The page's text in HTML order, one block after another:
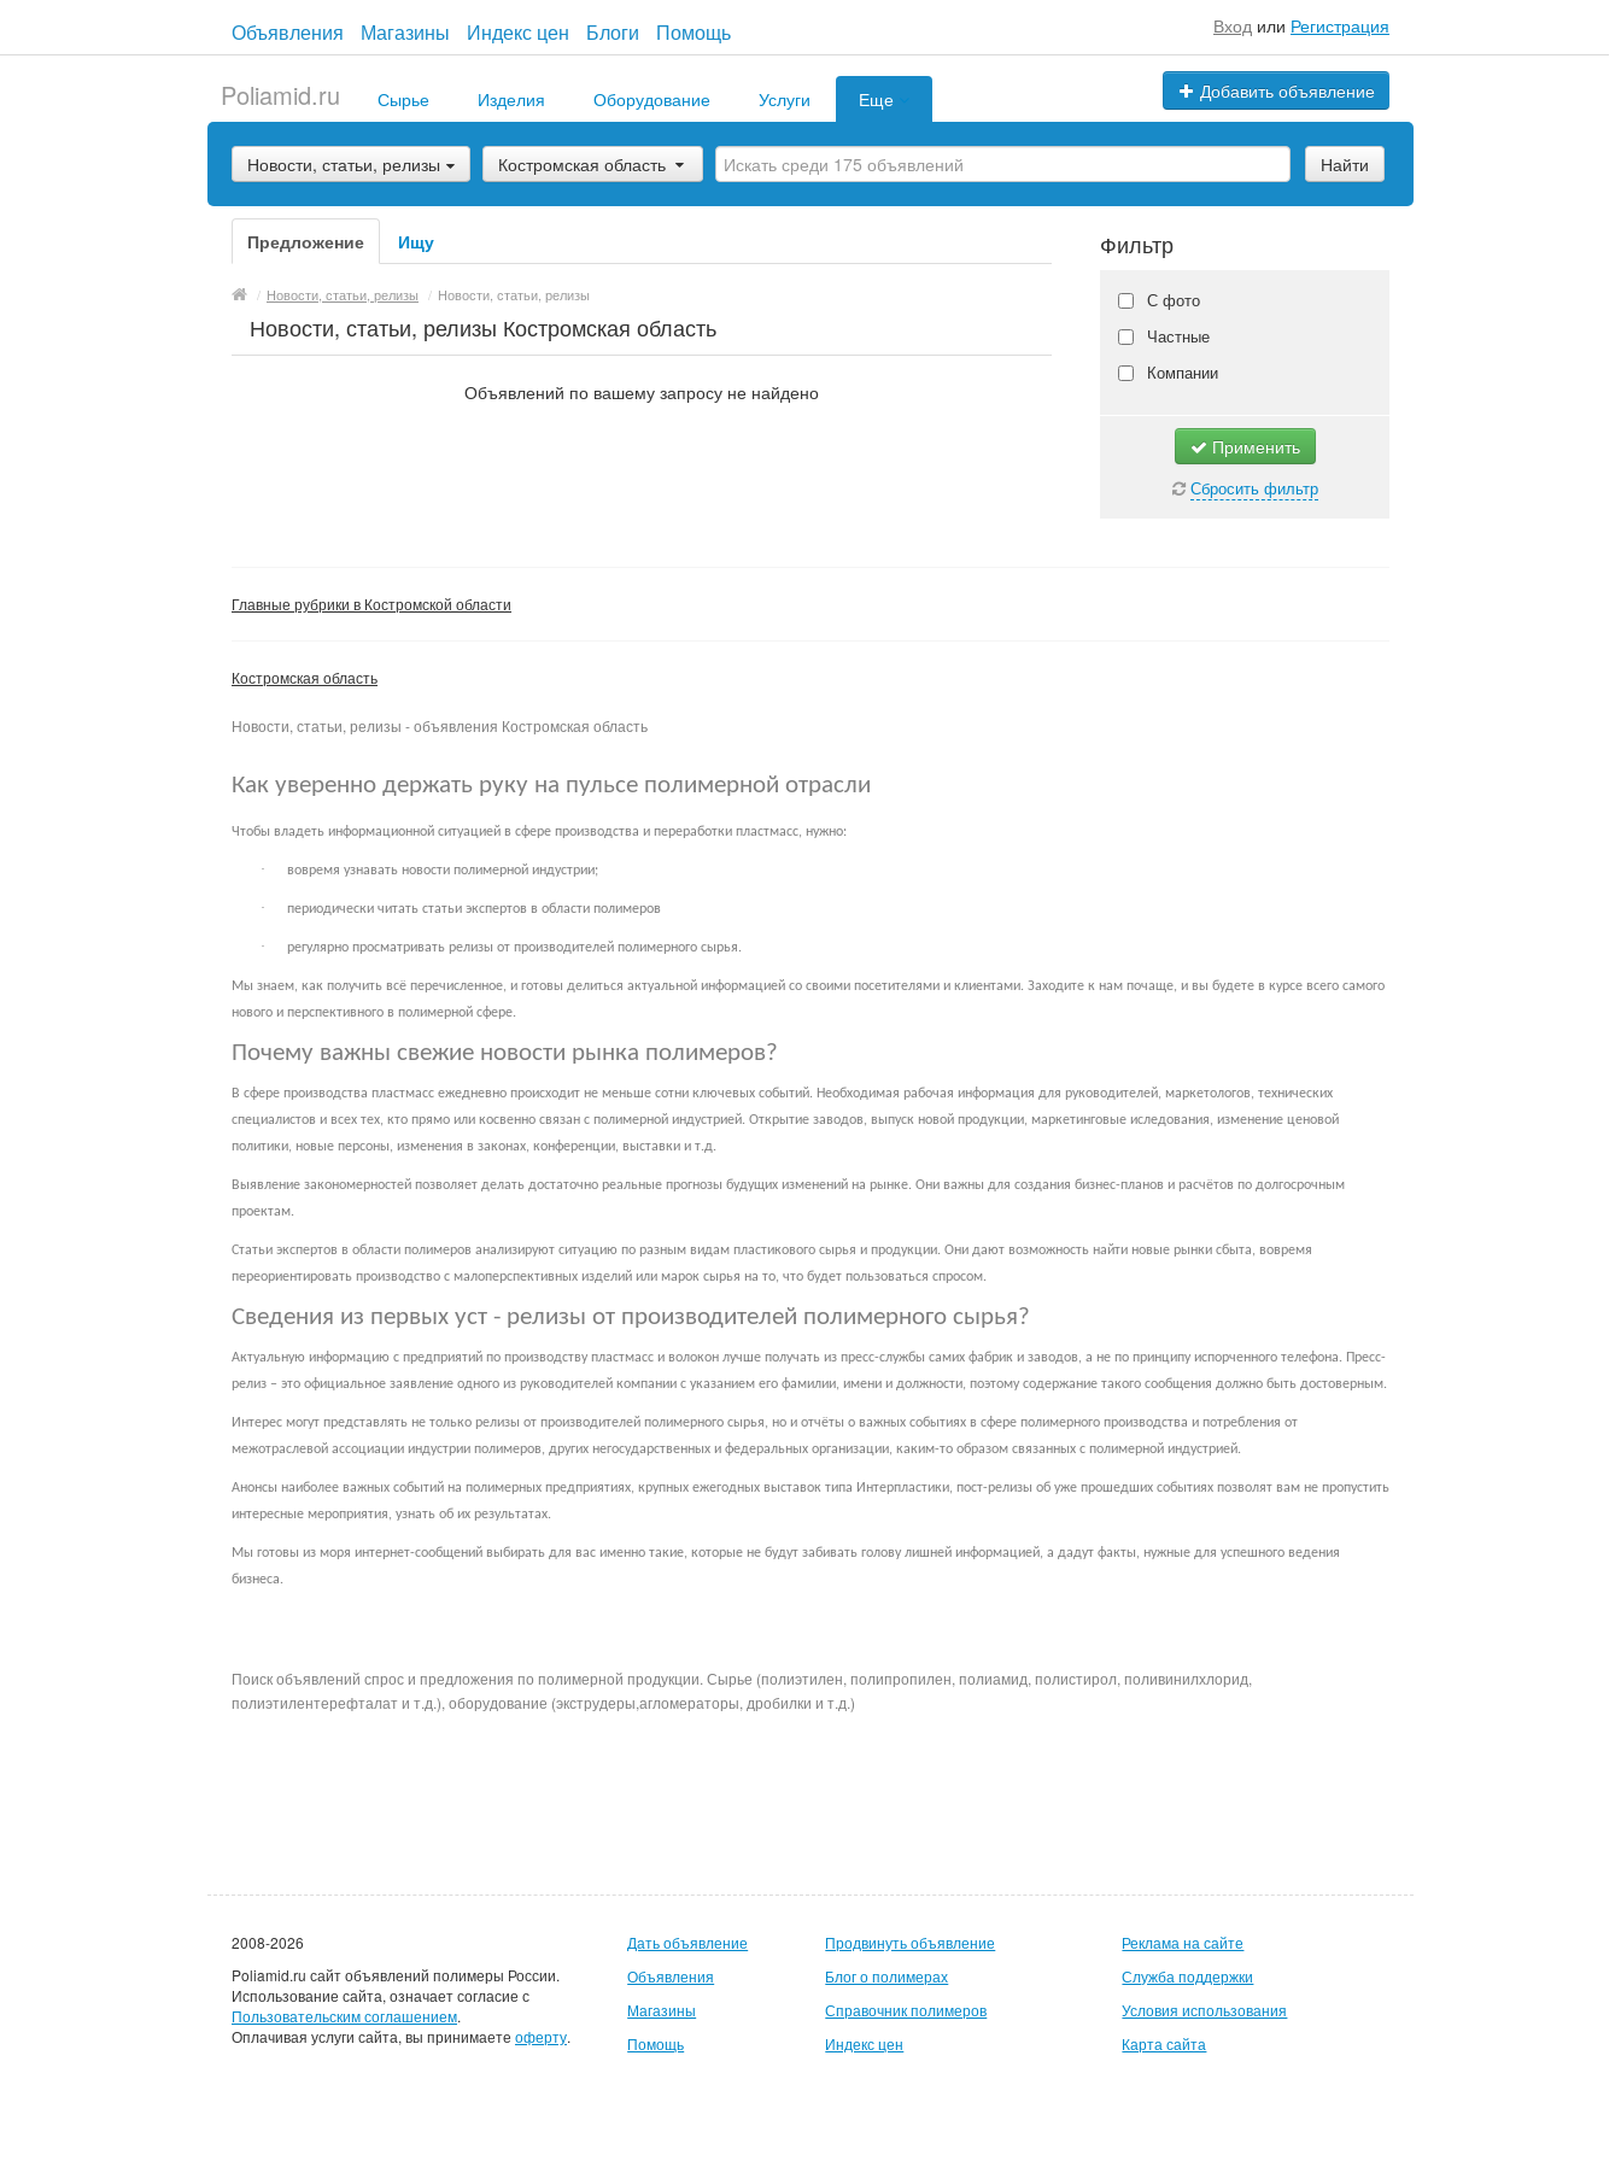
Объявления Магазины Индекс цен Блоги Помощь Вход или Регистрация
Добавить объявление
Poliamid.ru Сырье Изделия Оборудование Услуги Еще
Новости, статьи, релизы Костромская область Найти
Предложение Ищу
/ Новости, статьи, релизы / Новости, статьи, релизы
Новости, статьи, релизы Костромская область
Объявлений по вашему запросу не найдено
Фильтр
С фото
Частные
Компании
Применить
Сбросить фильтр
Главные рубрики в Костромской области
Костромская область
Новости, статьи, релизы - объявления Костромская область
Как уверенно держать руку на пульсе полимерной отрасли
Чтобы владеть информационной ситуацией в сфере производства и переработки пластмасс, нужно:
· вовремя узнавать новости полимерной индустрии;
· периодически читать статьи экспертов в области полимеров
· регулярно просматривать релизы от производителей полимерного сырья.
Мы знаем, как получить всё перечисленное, и готовы делиться актуальной информацией со своими посетителями и клиентами. Заходите к нам почаще, и вы будете в курсе всего самого
нового и перспективного в полимерной сфере.
Почему важны свежие новости рынка полимеров?
В сфере производства пластмасс ежедневно происходит не меньше сотни ключевых событий. Необходимая рабочая информация для руководителей, маркетологов, технических
специалистов и всех тех, кто прямо или косвенно связан с полимерной индустрией. Открытие заводов, выпуск новой продукции, маркетинговые иследования, изменение ценовой
политики, новые персоны, изменения в законах, конференции, выставки и т.д.
Выявление закономерностей позволяет делать достаточно реальные прогнозы будущих изменений на рынке. Они важны для создания бизнес-планов и расчётов по долгосрочным
проектам.
Статьи экспертов в области полимеров анализируют ситуацию по разным видам пластикового сырья и продукции. Они дают возможность найти новые рынки сбыта, вовремя
переориентировать производство с малоперспективных изделий или марок сырья на то, что будет пользоваться спросом.
Сведения из первых уст - релизы от производителей полимерного сырья?
Актуальную информацию с предприятий по производству пластмасс и волокон лучше получать из пресс-службы самих фабрик и заводов, а не по принципу испорченного телефона. Пресс-
релиз – это официальное заявление одного из руководителей компании с указанием его фамилии, имени и должности, поэтому содержание такого сообщения должно быть достоверным.
Интерес могут представлять не только релизы от производителей полимерного сырья, но и отчёты о важных событиях в сфере полимерного производства и потребления от
межотраслевой ассоциации индустрии полимеров, других негосударственных и федеральных организации, каким-то образом связанных с полимерной индустрией.
Анонсы наиболее важных событий на полимерных предприятиях, крупных ежегодных выставок типа Интерпластики, пост-релизы об уже прошедших событиях позволят вам не пропустить
интересные мероприятия, узнать об их результатах.
Мы готовы из моря интернет-сообщений выбирать для вас именно такие, которые не будут забивать голову лишней информацией, а дадут факты, нужные для успешного ведения
бизнеса.
Поиск объявлений спрос и предложения по полимерной продукции. Сырье (полиэтилен, полипропилен, полиамид, полистирол, поливинилхлорид,
полиэтилентерефталат и т.д.), оборудование (экструдеры,агломераторы, дробилки и т.д.)
2008-2026
Poliamid.ru сайт объявлений полимеры России.
Использование сайта, означает согласие с
Пользовательским соглашением.
Оплачивая услуги сайта, вы принимаете оферту.
Дать объявление
Объявления
Магазины
Помощь
Продвинуть объявление
Блог о полимерах
Справочник полимеров
Индекс цен
Реклама на сайте
Служба поддержки
Условия использования
Карта сайта